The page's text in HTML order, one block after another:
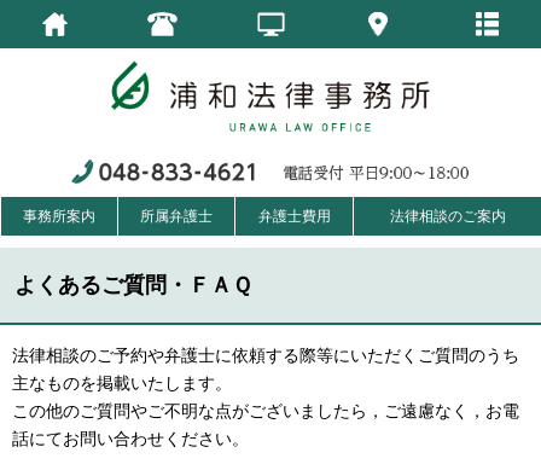
事務所案内 所属弁護士 弁護士費用 法律相談のご案内
よくあるご質問・ＦＡＱ
法律相談のご予約や弁護士に依頼する際等にいただくご質問のうち
主なものを掲載いたします。
この他のご質問やご不明な点がございましたら，ご遠慮なく，お電
話にてお問い合わせください。